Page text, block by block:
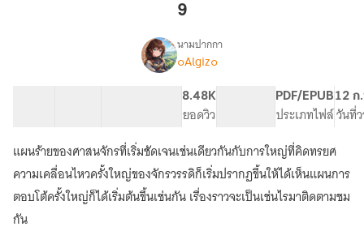
สิ!
เล่ม
9
9
เรื่อง
ใหม่
ทั้งที
ก็
ต้อง
อาชีพ
นัก
เวท
สาย
นามปากกา
๐Algiz๐
8.48K
ยอดวิว
PDF/EPUB
ประเภทไฟล์
12 ก
วันที่
แผนร้ายของศาสนจักรที่เริ่มชัดเจนเช่นเดียวกันกับการใหญ่ที่คิดทรยศ
ความเคลื่อนไหวครั้งใหญ่ของจักรวรรดิก็เริ่มปรากฏขึ้นให้ได้เห็นแผนการ
ตอบโต้ครั้งใหญ่ก็ได้เริ่มต้นขึ้นเช่นกัน เรื่องราวจะเป็นเช่นไรมาติดตามชม
กัน